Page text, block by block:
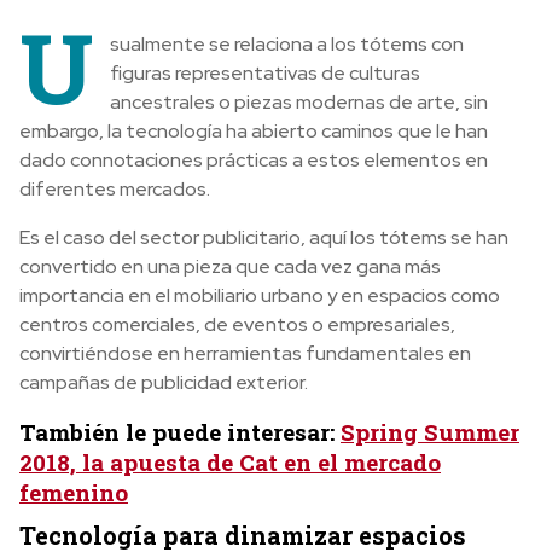
U
sualmente se relaciona a los tótems con
figuras representativas de culturas
ancestrales o piezas modernas de arte, sin
embargo, la tecnología ha abierto caminos que le han
dado connotaciones prácticas a estos elementos en
diferentes mercados.
Es el caso del sector publicitario, aquí los tótems se han
convertido en una pieza que cada vez gana más
importancia en el mobiliario urbano y en espacios como
centros comerciales, de eventos o empresariales,
convirtiéndose en herramientas fundamentales en
campañas de publicidad exterior.
También le puede interesar: Spring Summer
2018, la apuesta de Cat en el mercado
femenino
Tecnología para dinamizar espacios